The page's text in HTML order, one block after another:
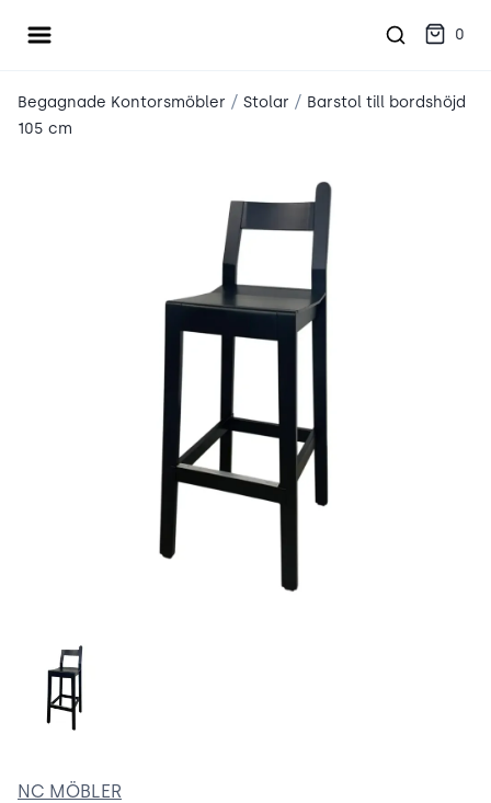
Öppna meny 0
Begagnade Kontorsmöbler / Stolar / Barstol till bordshöjd
105 cm
JtrzHNBVTBoj.webp
NC MÖBLER